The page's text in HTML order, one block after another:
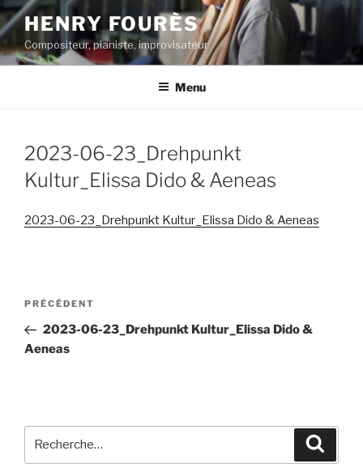
Aller
au
contenu
principal
HENRY FOURÈS
Compositeur, pianiste, improvisateur
Menu
2023-06-23_Drehpunkt
Kultur_Elissa Dido & Aeneas
2023-06-23_Drehpunkt Kultur_Elissa Dido & Aeneas
Navigation
l’article
Article
précédent
PRÉCÉDENT
2023-06-23_Drehpunkt Kultur_Elissa Dido &
Aeneas